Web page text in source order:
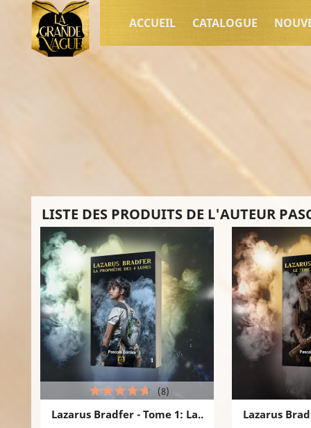
ACCUEIL CATALOGUE
LISTE DES PRODUITS DE L'AUTEUR
Lazarus Bradfer - Tome 1: La..
(8)
Lazarus